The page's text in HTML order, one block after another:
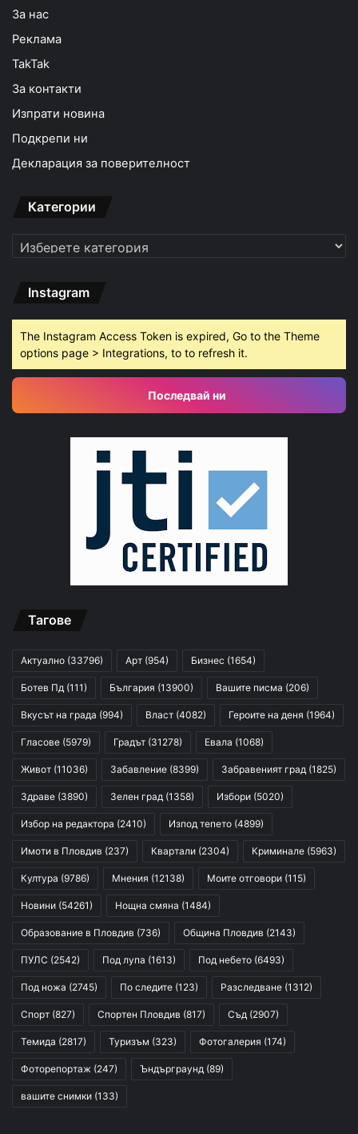
За нас
Реклама
TakTak
За контакти
Изпрати новина
Подкрепи ни
Декларация за поверителност
Категории
Категории
Instagram
The Instagram Access Token is expired, Go to the Theme
options page > Integrations, to to refresh it.
Последвай ни
Тагове
Актуално (33796) Арт (954) Бизнес (1654)
Ботев Пд (111) България (13900) Вашите писма (206)
Вкусът на града (994) Власт (4082) Героите на деня (1964)
Гласове (5979) Градът (31278) Евала (1068)
Живот (11036) Забавление (8399) Забравеният град (1825)
Здраве (3890) Зелен град (1358) Избори (5020)
Избор на редактора (2410) Изпод тепето (4899)
Имоти в Пловдив (237) Квартали (2304) Криминале (5963)
Култура (9786) Мнения (12138) Моите отговори (115)
Новини (54261) Нощна смяна (1484)
Образование в Пловдив (736) Община Пловдив (2143)
ПУЛС (2542) Под лупа (1613) Под небето (6493)
Под ножа (2745) По следите (123) Разследване (1312)
Спорт (827) Спортен Пловдив (817) Съд (2907)
Темида (2817) Туризъм (323) Фотогалерия (174)
Фоторепортаж (247) Ъндърграунд (89)
вашите снимки (133)